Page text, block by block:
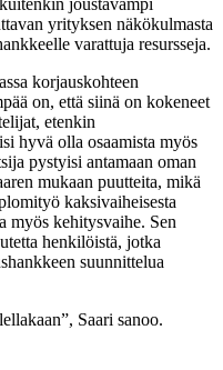
joustavampi
yrityksen näkökulmasta
varattuja resursseja.
korjauskohteen
on, että siinä on kokeneet
etenkin
hyvä olla osaamista myös
pystyisi antamaan oman
mukaan puutteita, mikä
kaksivaiheisesta
myös kehitysvaihe. Sen
henkilöistä, jotka
suunnittelua
Saari sanoo.